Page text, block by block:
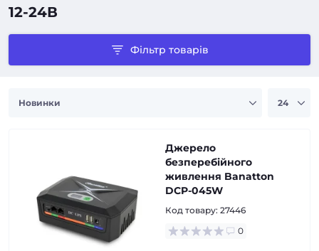
12-24В
Фільтр товарів
Джерело
безперебійного
живлення Banatton
DCP-045W
Код товару: 27446
0